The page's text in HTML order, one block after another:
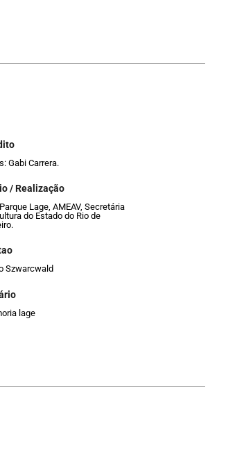
Gabi Carrera.
/ Realização
Lage, AMEAV, Secretária
do Estado do Rio de
Szwarcwald
lage